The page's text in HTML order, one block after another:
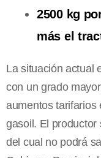
2500 kg
más el
La situación actual
con un grado
aumentos tarifarios
gasoil. El
del cual no podrá